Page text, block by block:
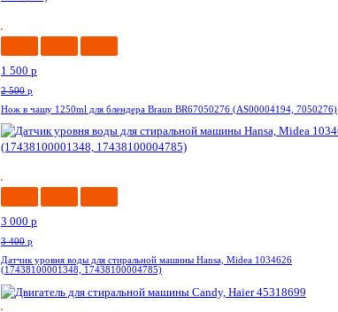
1 500 p
2 500 p
Нож в чашу 1250ml для блендера Braun BR67050276 (AS00004194, 7050276)
3 000 p
3 400 p
Датчик уровня воды для стиральной машины Hansa, Midea 1034626
(17438100001348, 17438100004785)